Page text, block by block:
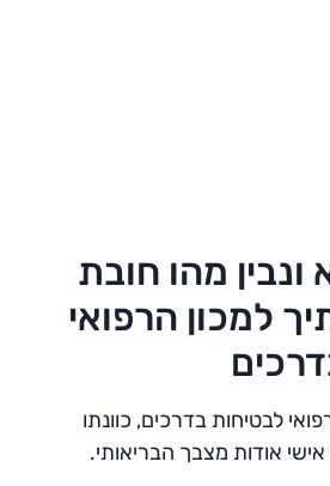
ונבין מהו חובת
למכון הרפואי
לבטיחות בדרכים, כוונתו
אודות מצבך הבריאותי.